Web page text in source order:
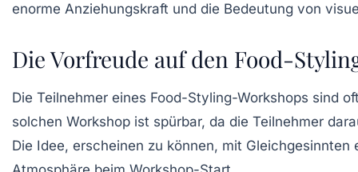
enorme Anziehungskraft und die Bedeutung von
Die Vorfreude auf den Food-
Die Teilnehmer eines Food-Styling-Workshops sind
solchen Workshop ist spürbar, da die Teilnehmer
Die Idee, erscheinen zu können, mit